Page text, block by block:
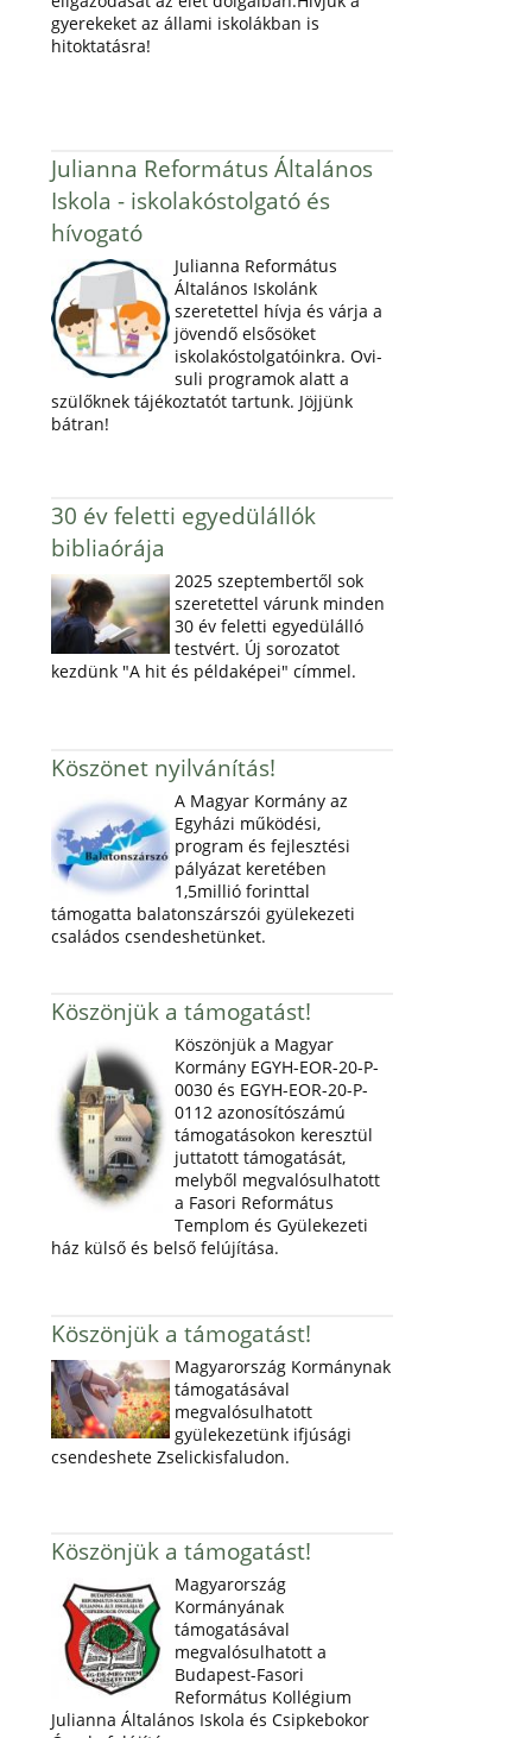
gyerekeket az állami iskolákban is
hitoktatásra!
Julianna Református Általános
Iskola - iskolakóstolgató és
hívogató
Julianna Református
Általános Iskolánk
szeretettel hívja és várja a
jövendő elsősöket
iskolakóstolgatóinkra. Ovi-
suli programok alatt a
szülőknek tájékoztatót tartunk. Jöjjünk
bátran!
30 év feletti egyedülállók
bibliaórája
2025 szeptembertől sok
szeretettel várunk minden
30 év feletti egyedülálló
testvért. Új sorozatot
kezdünk "A hit és példaképei" címmel.
Köszönet nyilvánítás!
A Magyar Kormány az
Egyházi működési,
program és fejlesztési
pályázat keretében
1,5millió forinttal
támogatta balatonszárszói gyülekezeti
családos csendeshetünket.
Köszönjük a támogatást!
Köszönjük a Magyar
Kormány EGYH-EOR-20-P-
0030 és EGYH-EOR-20-P-
0112 azonosítószámú
támogatásokon keresztül
juttatott támogatását,
melyből megvalósulhatott
a Fasori Református
Templom és Gyülekezeti
ház külső és belső felújítása.
Köszönjük a támogatást!
Magyarország Kormánynak
támogatásával
megvalósulhatott
gyülekezetünk ifjúsági
csendeshete Zselickisfaludon.
Köszönjük a támogatást!
Magyarország
Kormányának
támogatásával
megvalósulhatott a
Budapest-Fasori
Református Kollégium
Julianna Általános Iskola és Csipkebokor